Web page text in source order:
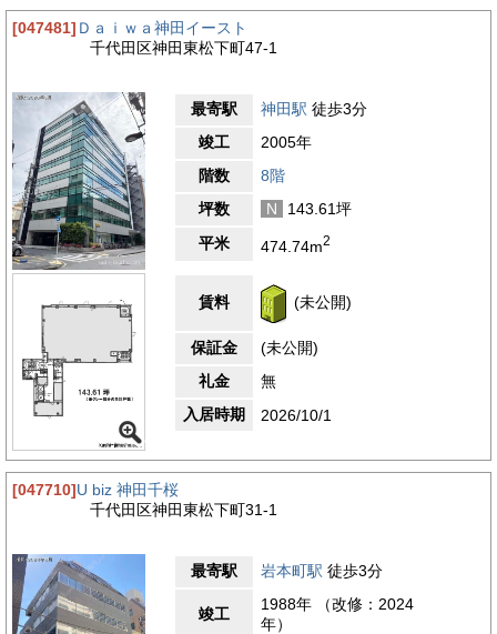
[047481] Ｄａｉｗａ神田イースト
千代田区神田東松下町47-1
最寄駅 神田駅 徒歩3分
竣工
2005年
階数
8階
坪数
N
143.61坪
平米
474.74m2
賃料 (未公開)
保証金
(未公開)
礼金
無
入居時期
2026/10/1
[047710]U biz 神田千桜
千代田区神田東松下町31-1
最寄駅 岩本町駅 徒歩3分
竣工
1988年 （改修：2024
年）